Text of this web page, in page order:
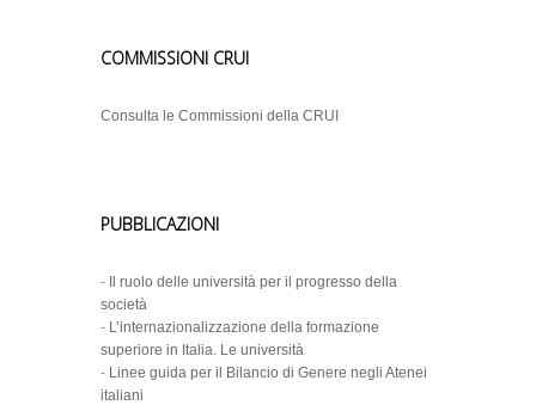
COMMISSIONI CRUI
Consulta le Commissioni della CRUI
PUBBLICAZIONI
-
Il ruolo delle università per il progresso della
società
- L’internazionalizzazione della formazione
superiore in Italia. Le università
- Linee guida per il Bilancio di Genere negli Atenei
italiani